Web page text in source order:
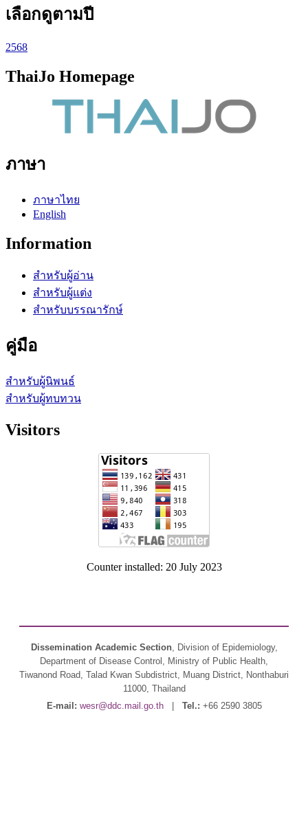
เลือกดูตามปี
2568
ThaiJo Homepage
ภาษา
ภาษาไทย
English
Information
สำหรับผู้อ่าน
สำหรับผู้แต่ง
สำหรับบรรณารักษ์
คู่มือ
สำหรับผู้นิพนธ์
สำหรับผู้ทบทวน
Visitors
Counter installed: 20 July 2023
Dissemination Academic Section, Division of Epidemiology,
Department of Disease Control, Ministry of Public Health,
Tiwanond Road, Talad Kwan Subdistrict, Muang District, Nonthaburi
11000, Thailand
E-mail: wesr@ddc.mail.go.th| Tel.: +66 2590 3805